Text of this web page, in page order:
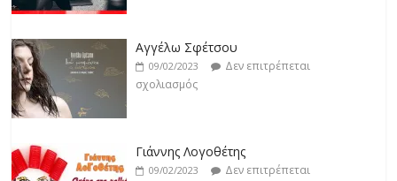
Αγγέλω Σφέτσου
09/02/2023
Δεν επιτρέπεται
σχολιασμός
Γιάννης Λογοθέτης
09/02/2023
Δεν επιτρέπεται